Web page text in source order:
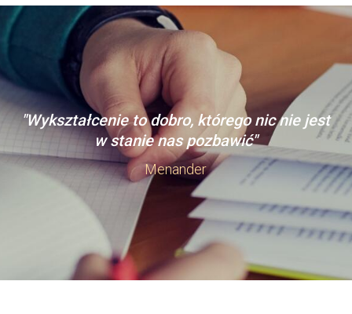
"Wykształcenie to dobro, którego nic nie jest
w stanie nas pozbawić"
Menander